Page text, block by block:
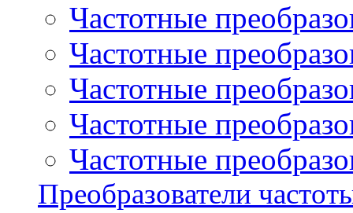
Частотные
Частотные
Частотные
Частотные
Частотные
Преобразователи